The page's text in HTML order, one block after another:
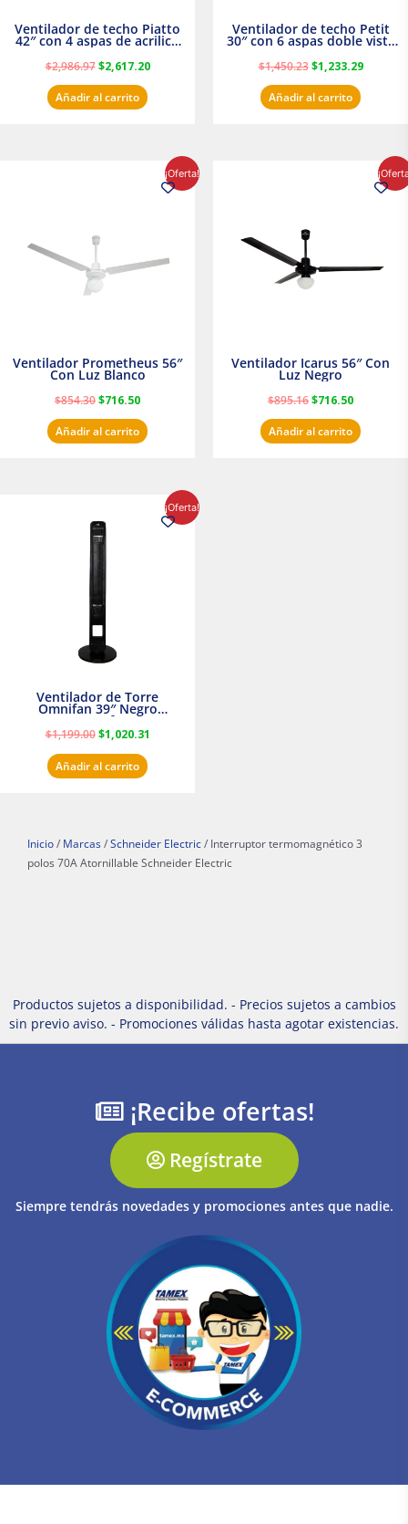
Ventilador de techo Piatto
42″ con 4 aspas de acrilico
transparente
$2,986.97 $2,617.20
Añadir al carrito
Ventilador de techo Petit
30″ con 6 aspas doble vista
Satinado Masterfan
$1,450.23 $1,233.29
Añadir al carrito
¡Oferta!
Ventilador Prometheus 56″
Con Luz Blanco
$854.30$716.50
precio
actual
Añadir al carrito
Ventilador Icarus 56″ Con
Luz Negro
$895.16$716.50
precio
actual
Añadir al carrito
¡Oferta!
Ventilador de Torre
Omnifan 39″ Negro
Masterfan
$1,199.00
original
era:
$1,020.31
precio
actual
Añadir al carrito
Inicio / Marcas / Schneider Electric / Interruptor termomagnético 3
polos 70A Atornillable Schneider Electric
Productos sujetos a disponibilidad. - Precios sujetos a cambios
sin previo aviso. - Promociones válidas hasta agotar existencias.
¡Recibe ofertas!
Regístrate
Siempre tendrás novedades y promociones antes que nadie.